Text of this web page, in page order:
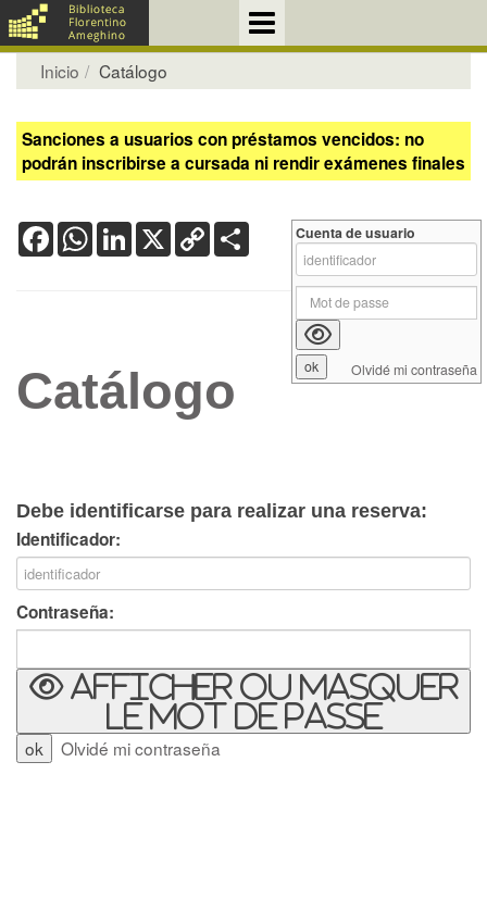
Inicio Catálogo
Sanciones a usuarios con préstamos vencidos: no
podrán inscribirse a cursada ni rendir exámenes finales
FacebookWhatsApp
LinkedIn
X Copy
Link
Catálogo
Debe identificarse para realizar una reserva:
Identificador:
Contraseña:
Afficher ou masquer
le mot de passe
Olvidé mi contraseña
Cuenta de usuario
Olvidé mi contraseña